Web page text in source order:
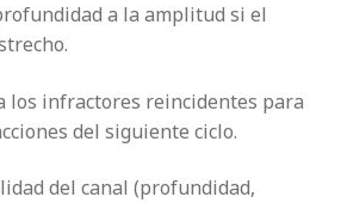
a la amplitud si el
los infractores reincidentes para
del siguiente ciclo.
del canal (profundidad,